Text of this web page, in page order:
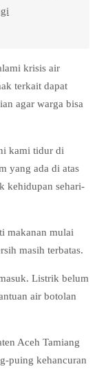
krisis air
terkait dapat
agar warga bisa
kami tidur di
yang ada di atas
kehidupan sehari-
makanan mulai
masih terbatas.
Listrik belum
air botolan
Aceh Tamiang
puing kehancuran